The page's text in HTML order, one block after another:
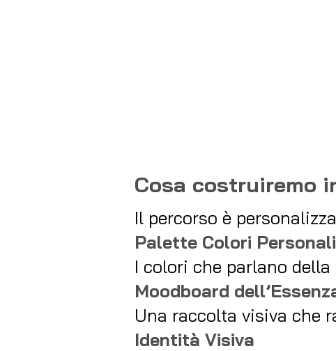
Cosa costruiremo
Il percorso è
Palette Colori
I colori che parlano
Moodboard
Una raccolta visiva che
Identità Visiva